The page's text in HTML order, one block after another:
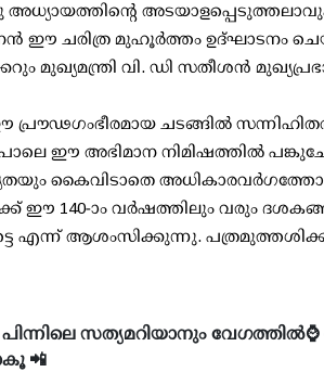
ഈ ചരിത്ര മുഹൂർത്തം ഉദ്ഘാടനം
മുഖ്യമന്ത്രി വി. ഡി സതീശൻ
പ്രൗഢഗംഭീരമായ ചടങ്ങിൽ
ഈ അഭിമാന നിമിഷത്തിൽ
കൈവിടാതെ അധികാരവർ​ഗത്തോട്
ഈ 140-ാം വർഷത്തിലും വരും
എന്ന് ആശംസിക്കുന്നു.
സത്യമറിയാനും
📲